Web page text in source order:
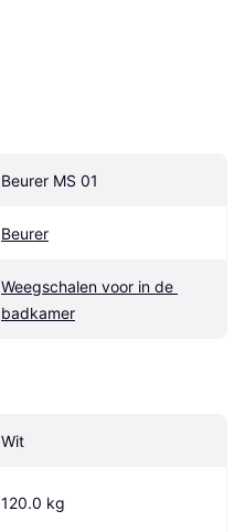
Beurer MS 01
Beurer
Weegschalen voor in de
badkamer
Wit
120.0 kg